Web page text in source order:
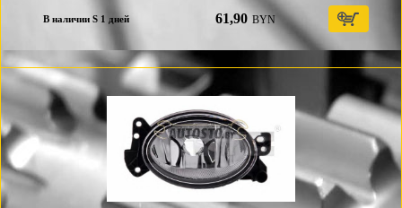
В наличии S 1 дней 61,90 BYN